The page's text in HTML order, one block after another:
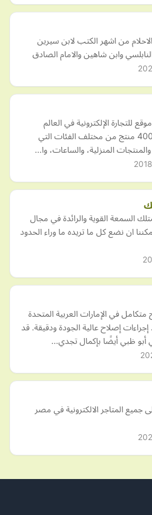
من اشهر الكتب لابن سيرين
وابن شاهين والامام الصادق
للتجارة الإلكترونية في العالم
العربي، ويضم أكثر من 400000 منتج من مختلف الفئات التي
والمنتجات المنزلية، والساعات، وا…
السمعة القوية والرائدة في مجال
ان نضع كل ما تريده ما وراء الحدود
في الإمارات العربية المتحدة
إصلاح عالية الجودة ودقيقة. قد
أبو ظبي أيضًا بإكمال تجدي…
المتاجر الالكترونية في مصر